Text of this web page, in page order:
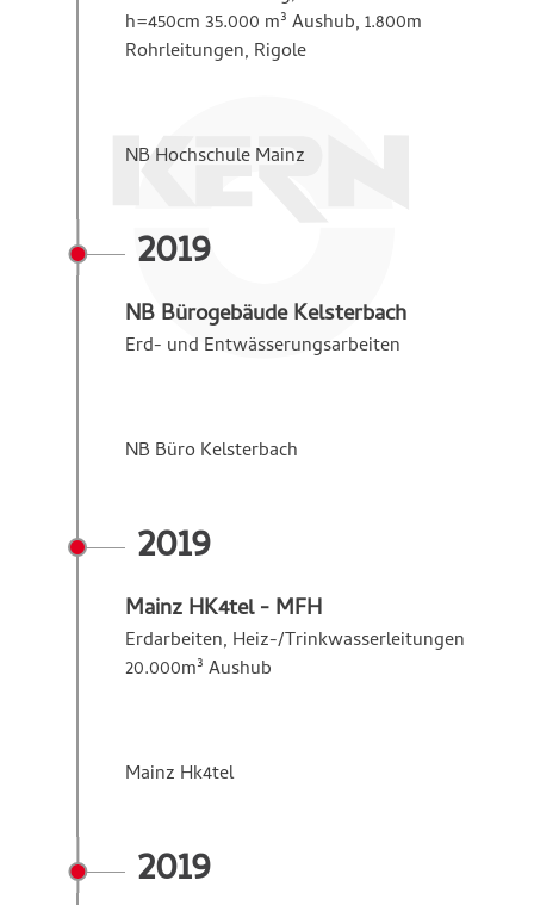
h=450cm 35.000 m³ Aushub, 1.800m
Rohrleitungen, Rigole
NB Hochschule Mainz
2019
NB Bürogebäude Kelsterbach
Erd- und Entwässerungs­arbeiten
NB Büro Kelsterbach
2019
Mainz HK4tel - MFH
Erdarbeiten, Heiz-/Trinkwasserleitungen
20.000m³ Aushub
Mainz Hk4tel
2019